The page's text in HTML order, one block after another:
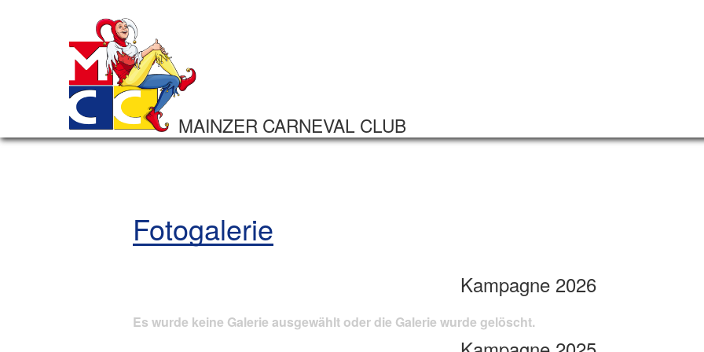
MAINZER CARNEVAL CLUB
Fotogalerie
Kampagne 2026
Es wurde keine Galerie ausgewählt oder die Galerie wurde gelöscht.